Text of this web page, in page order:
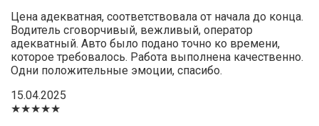
Цена адекватная, соответствовала от начала до конца.
Водитель сговорчивый, вежливый, оператор
адекватный. Авто было подано точно ко времени,
которое требовалось. Работа выполнена качественно.
Одни положительные эмоции, спасибо.
15.04.2025
★★★★★